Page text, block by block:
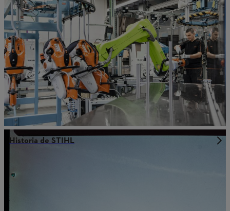
Historia de STIHL